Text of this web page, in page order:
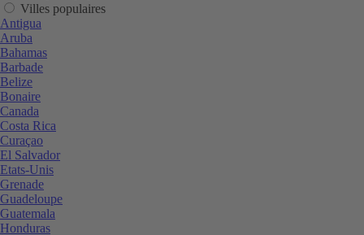
Villes populaires
Antigua
Aruba
Bahamas
Barbade
Belize
Bonaire
Canada
Costa Rica
Curaçao
El Salvador
Etats-Unis
Grenade
Guadeloupe
Guatemala
Honduras